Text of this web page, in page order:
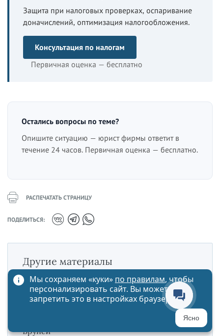
Защита при налоговых проверках, оспаривание
доначислений, оптимизация налогообложения.
Консультация по налогам
Первичная оценка — бесплатно
Остались вопросы по теме?
Опишите ситуацию — юрист фирмы ответит в
течение 24 часов. Первичная оценка — бесплатно.
РАСПЕЧАТАТЬ СТРАНИЦУ
ПОДЕЛИТЬСЯ:
Другие материалы
СТАТЬЯ
Ст. 333 ГК РФ — уменьшение неустойки
Бруней
Мы сохраняем «куки» по правилам, чтобы
персонализировать сайт. Вы можете
запретить это в настройках браузера
Ясно